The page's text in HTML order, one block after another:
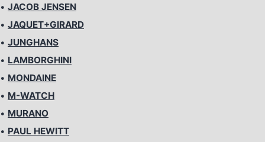
• JACOB JENSEN
• JAQUET+GIRARD
• JUNGHANS
• LAMBORGHINI
• MONDAINE
• M-WATCH
• MURANO
• PAUL HEWITT